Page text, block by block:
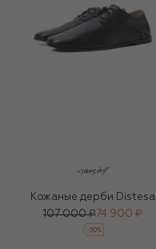
Кожаные дерби Distesa
107 000 ₽74 900 ₽
-30%